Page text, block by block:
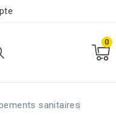
0
sanitaires